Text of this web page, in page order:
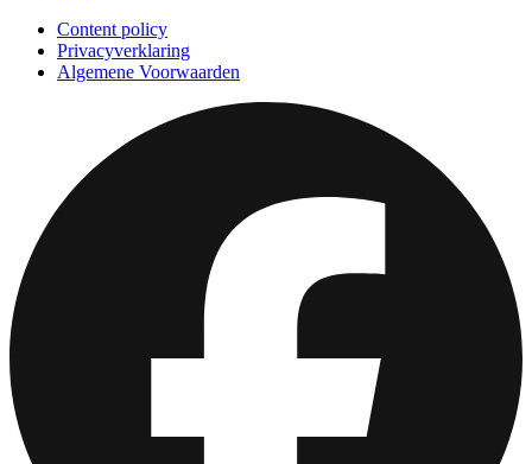
Content policy
Privacyverklaring
Algemene Voorwaarden